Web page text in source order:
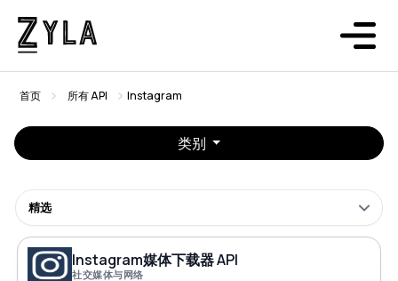
首页 所有 API Instagram
类别
精选
Instagram媒体下载器 API
社交媒体与网络